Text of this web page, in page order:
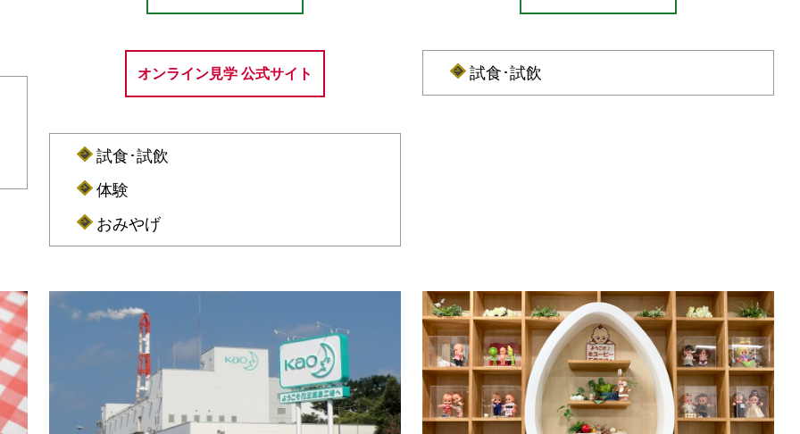
オンライン見学 公式サイト
試食･試飲
体験
おみやげ
試食･試飲